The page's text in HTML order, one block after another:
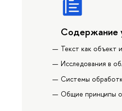
Содержание
Текст как объект
Исследования в
Системы
Общие принципы